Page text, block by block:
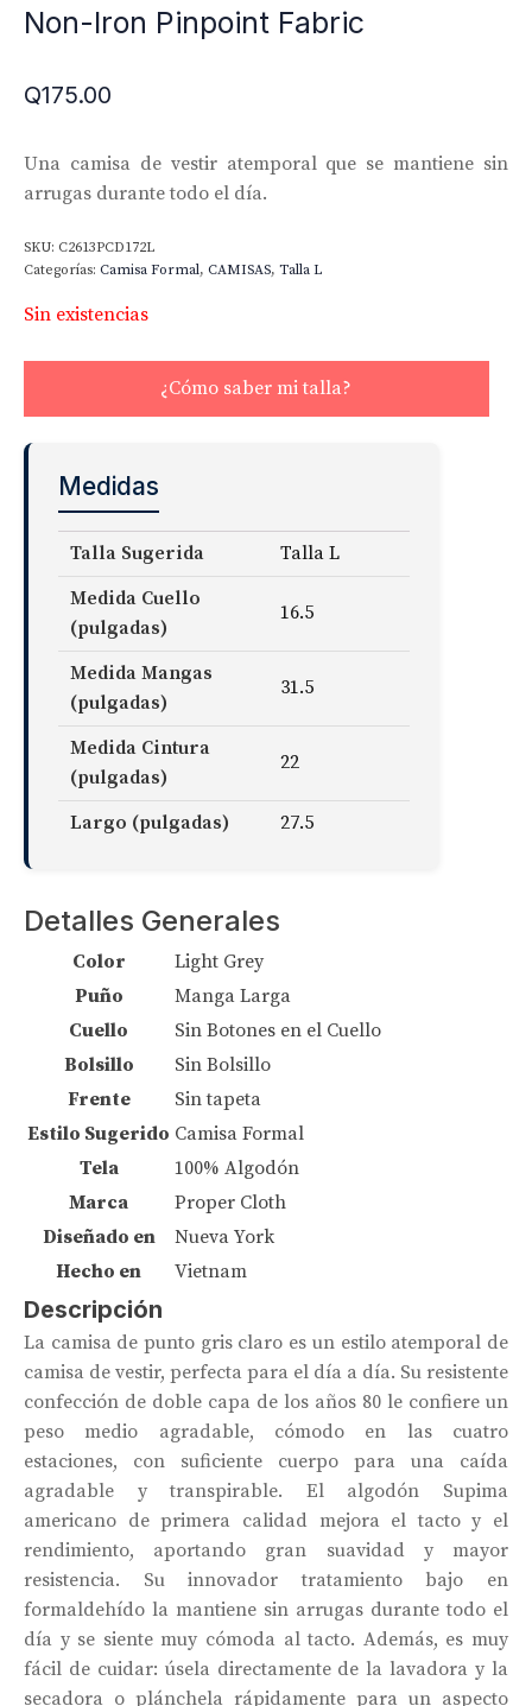
Non-Iron Pinpoint Fabric
Q175.00
Una camisa de vestir atemporal que se mantiene sin
arrugas durante todo el día.
SKU: C2613PCD172L
Categorías: Camisa Formal, CAMISAS, Talla L
Sin existencias
¿Cómo saber mi talla?
Medidas
Talla Sugerida
Talla L
Medida Cuello
(pulgadas)
16.5
Medida Mangas
(pulgadas)
31.5
Medida Cintura
(pulgadas)
22
Largo (pulgadas) 27.5
Detalles Generales
Color
Light Grey
Puño
Manga Larga
Cuello
Sin Botones en el Cuello
Bolsillo
Sin Bolsillo
Frente
Sin tapeta
Estilo Sugerido Camisa Formal
Tela
100% Algodón
Marca
Proper Cloth
Diseñado en
Nueva York
Hecho en
Vietnam
Descripción
La camisa de punto gris claro es un estilo atemporal de
camisa de vestir, perfecta para el día a día. Su resistente
confección de doble capa de los años 80 le confiere un
peso medio agradable, cómodo en las cuatro
estaciones, con suficiente cuerpo para una caída
agradable y transpirable. El algodón Supima
americano de primera calidad mejora el tacto y el
rendimiento, aportando gran suavidad y mayor
resistencia. Su innovador tratamiento bajo en
formaldehído la mantiene sin arrugas durante todo el
día y se siente muy cómoda al tacto. Además, es muy
fácil de cuidar: úsela directamente de la lavadora y la
secadora o plánchela rápidamente para un aspecto